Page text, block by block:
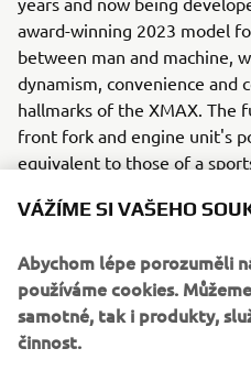
award-winning 2023 model
between man and machine,
dynamism, convenience and
hallmarks of the XMAX. The
front fork and engine unit's
equivalent to those of a
exuberance. In terms of
shape that improves leg
storage capacity for two full-
headlight and taillight
recognizable touch to its
VÁŽÍME SI VAŠEHO
Abychom lépe porozuměli
používáme cookies.
samotné, tak i produkty,
činnost.